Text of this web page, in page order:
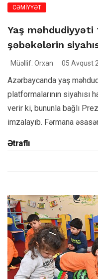
CƏMİYYƏT
Yaş
şəbəkələrin
Müəllif: Orxan 05 Avqust
Azərbaycanda yaş
platformalarının siyahısı
verir ki, bununla bağlı
imzalayıb. Fərmana
Ətraflı